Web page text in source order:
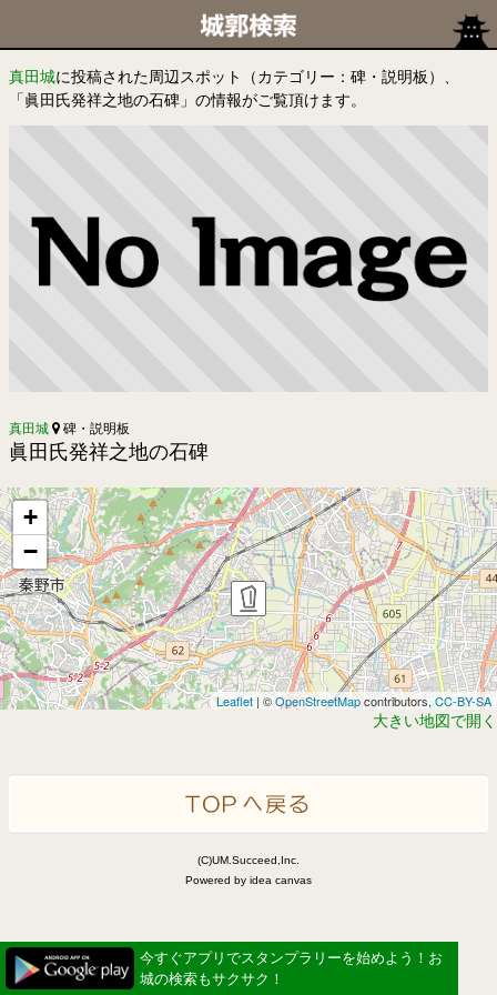
真田城に投稿された周辺スポット（カテゴリー：碑・説明板）、
「眞田氏発祥之地の石碑」の情報がご覧頂けます。
真田城 碑・説明板
眞田氏発祥之地の石碑
+
−
Leaflet| ©OpenStreetMapcontributors,CC-BY-SA
大きい地図で開く
(C)UM.Succeed,Inc.
Powered by idea canvas
今すぐアプリでスタンプラリーを始めよう！お
城の検索もサクサク！